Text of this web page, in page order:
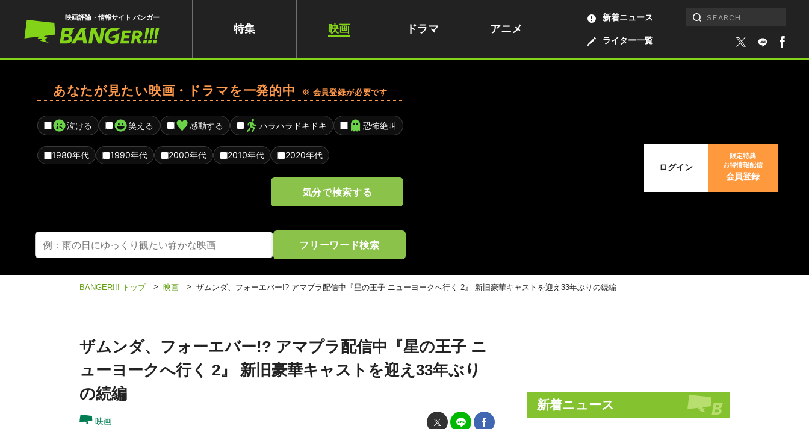
映画評論・情報サイト バンガー
特集 映画 ドラマ アニメ
ライター一覧
新着ニュース
あなたが見たい映画・ドラマを一発的中 ※ 会員登録が必要です
泣ける 笑える 感動する ハラハラドキドキ 恐怖絶叫
1980年代 1990年代 2000年代 2010年代 2020年代
気分で検索する
フリーワード検索
ログイン
限定特典
お得情報配信
会員登録
BANGER!!! トップ > 映画 > ザムンダ、フォーエバー!? アマプラ配信中『星の王子 ニューヨークへ行く 2』 新旧豪華キャストを迎え33年ぶりの続編
ザムンダ、フォーエバー!? アマプラ配信中『星の王子 ニ
ューヨークへ行く 2』 新旧豪華キャストを迎え33年ぶり
の続編
映画
新着ニュース